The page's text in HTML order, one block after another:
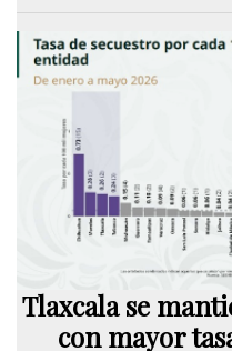
Tlaxcala se
con mayor